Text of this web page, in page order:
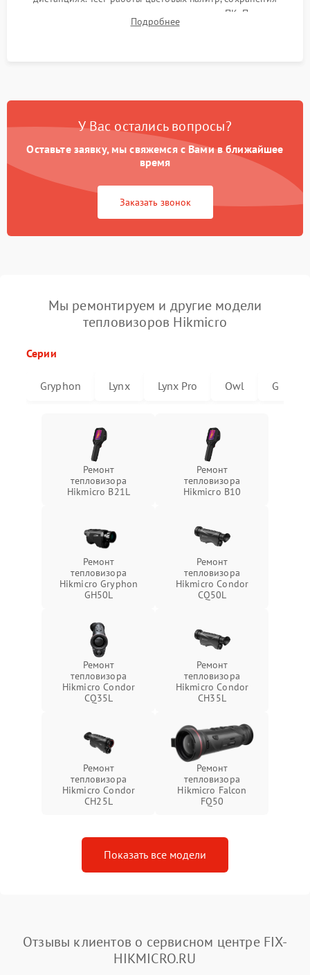
термограмм в память и передачи данных на ПК. Проверка
автономности работы и итоговый контроль качества.
Подробнее
У Вас остались вопросы?
Оставьте заявку, мы свяжемся с Вами в ближайшее
время
Заказать звонок
Мы ремонтируем и другие модели
тепловизоров Hikmicro
Серии
Gryphon Lynx Lynx Pro Owl G
Ремонт
тепловизора
Hikmicro B21L
Ремонт
тепловизора
Hikmicro B10
Ремонт
тепловизора
Hikmicro Gryphon
GH50L
Ремонт
тепловизора
Hikmicro Condor
CQ50L
Ремонт
тепловизора
Hikmicro Condor
CQ35L
Ремонт
тепловизора
Hikmicro Condor
CH35L
Ремонт
тепловизора
Hikmicro Condor
CH25L
Ремонт
тепловизора
Hikmicro Falcon
FQ50
Показать все модели
Отзывы клиентов о сервисном центре FIX-
HIKMICRO.RU